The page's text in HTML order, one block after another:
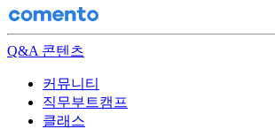
Q&A 콘텐츠
커뮤니티
직무부트캠프
클래스